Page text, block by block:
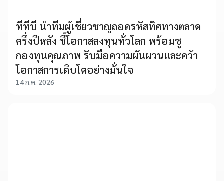
ทีทีบี นำทีมผู้เชี่ยวชาญถอดรหัสทิศทางตลาด
ครึ่งปีหลัง ชี้โอกาสลงทุนทั่วโลก พร้อมชู
กองทุนคุณภาพ รับมือความผันผวนและคว้า
โอกาสการเติบโตอย่างมั่นใจ
14 ก.ค. 2026